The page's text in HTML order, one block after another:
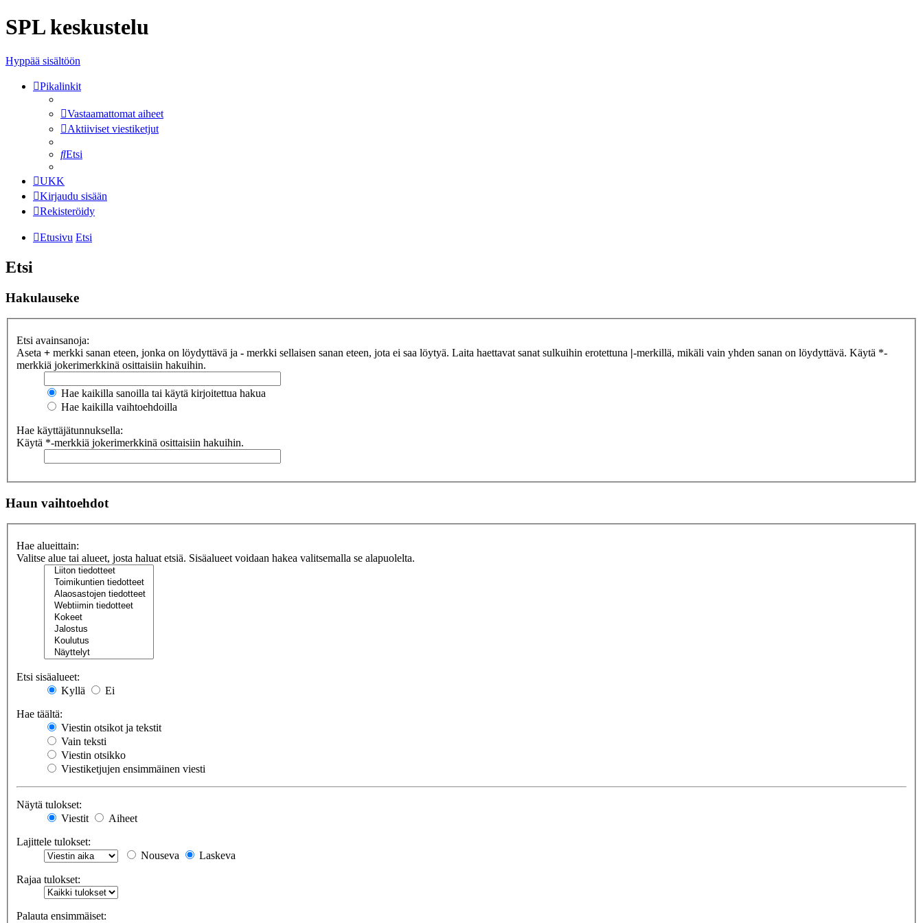
SPL keskustelu
Hyppää sisältöön
Pikalinkit
Vastaamattomat aiheet
Aktiiviset viestiketjut
Etsi
UKK
Kirjaudu sisään
Rekisteröidy
Etusivu Etsi
Etsi
Hakulauseke
Etsi avainsanoja:
Aseta + merkki sanan eteen, jonka on löydyttävä ja - merkki sellaisen sanan eteen, jota ei saa löytyä. Laita haettavat sanat sulkuihin erotettuna |-merkillä, mikäli vain yhden sanan on löydyttävä. Käytä *-
merkkiä jokerimerkkinä osittaisiin hakuihin.
Hae kaikilla sanoilla tai käytä kirjoitettua hakua
Hae kaikilla vaihtoehdoilla
Hae käyttäjätunnuksella:
Käytä *-merkkiä jokerimerkkinä osittaisiin hakuihin.
Haun vaihtoehdot
Hae alueittain:
Valitse alue tai alueet, josta haluat etsiä. Sisäalueet voidaan hakea valitsemalla se alapuolelta.
Etsi sisäalueet:
Kyllä
Ei
Hae täältä:
Viestin otsikot ja tekstit
Vain teksti
Viestin otsikko
Viestiketjujen ensimmäinen viesti
Näytä tulokset:
Viestit
Aiheet
Lajittele tulokset:
Nouseva
Laskeva
Rajaa tulokset:
Palauta ensimmäiset: